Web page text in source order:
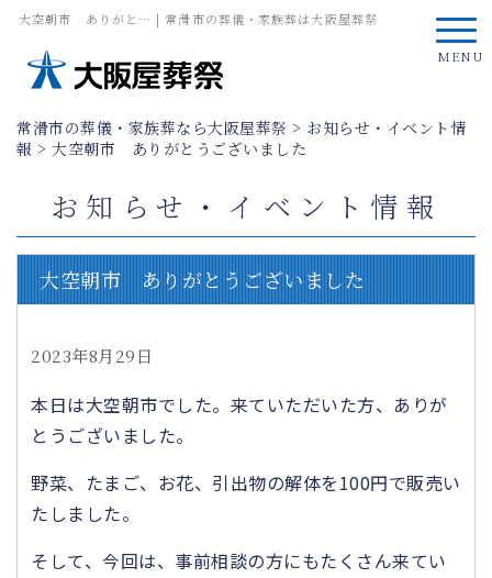
大空朝市 ありがと… | 常滑市の葬儀・家族葬は大阪屋葬祭
MENU
常滑市の葬儀・家族葬なら大阪屋葬祭 > お知らせ・イベント情
報 > 大空朝市 ありがとうございました
お知らせ・イベント情報
大空朝市 ありがとうございました
2023年8月29日
本日は大空朝市でした。来ていただいた方、ありが
とうございました。
野菜、たまご、お花、引出物の解体を100円で販売い
たしました。
そして、今回は、事前相談の方にもたくさん来てい